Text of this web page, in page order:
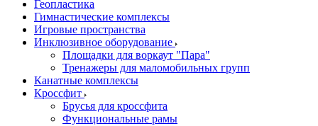
Геопластика
Гимнастические комплексы
Игровые пространства
Инклюзивное оборудование
Площадки для воркаут "Пара"
Тренажеры для маломобильных групп
Канатные комплексы
Кроссфит
Брусья для кроссфита
Функциональные рамы